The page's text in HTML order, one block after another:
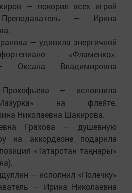
— покорил всех игрой
— Ирина
— удивила энергичной
«Фламенко».
Оксана Владимировна
— исполнила
на флейте.
Николаевна Шакирова.
Грахова — душевную
на аккордеоне подарила
«Татарстан таңнары»
— исполнил «Полечку»
— Ирина Николаевна